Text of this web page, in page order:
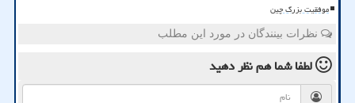
موفقیت بزرگ چین
نظرات بینندگان در مورد این مطلب
لطفا شما همنظر دهید